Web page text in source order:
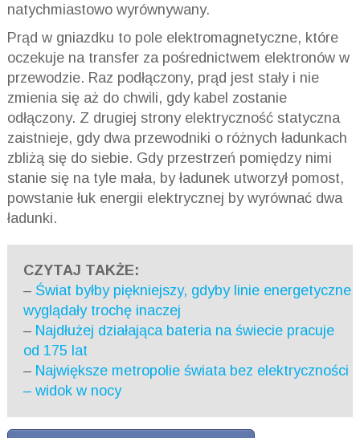
natychmiastowo wyrównywany.
Prąd w gniazdku to pole elektromagnetyczne, które
oczekuje na transfer za pośrednictwem elektronów w
przewodzie. Raz podłączony, prąd jest stały i nie
zmienia się aż do chwili, gdy kabel zostanie
odłączony. Z drugiej strony elektryczność statyczna
zaistnieje, gdy dwa przewodniki o różnych ładunkach
zbliżą się do siebie. Gdy przestrzeń pomiędzy nimi
stanie się na tyle mała, by ładunek utworzył pomost,
powstanie łuk energii elektrycznej by wyrównać dwa
ładunki.
CZYTAJ TAKŻE:
– Świat byłby piękniejszy, gdyby linie energetyczne
wyglądały trochę inaczej
– Najdłużej działająca bateria na świecie pracuje
od 175 lat
– Największe metropolie świata bez elektryczności
– widok w nocy